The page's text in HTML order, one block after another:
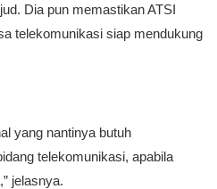
Dia pun memastikan ATSI
telekomunikasi siap mendukung
yang nantinya butuh
telekomunikasi, apabila
jelasnya.